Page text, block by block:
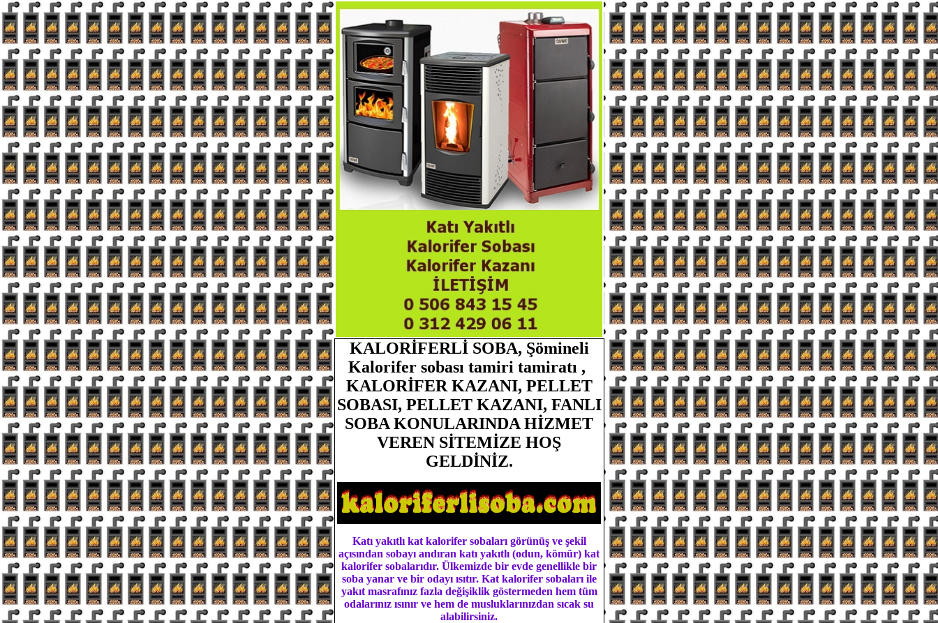
KALORİFERLİ SOBA, Şömineli
Kalorifer sobası tamiri tamiratı ,
KALORİFER KAZANI, PELLET
SOBASI, PELLET KAZANI, FANLI
SOBA KONULARINDA HİZMET
VEREN SİTEMİZE HOŞ
GELDİNİZ.
Katı yakıtlı kat kalorifer sobaları görünüş ve şekil
açısından sobayı andıran katı yakıtlı (odun, kömür) kat
kalorifer sobalarıdır. Ülkemizde bir evde genellikle bir
soba yanar ve bir odayı ısıtır. Kat kalorifer sobaları ile
yakıt masrafınız fazla değişiklik göstermeden hem tüm
odalarınız ısınır ve hem de musluklarınızdan sıcak su
alabilirsiniz.